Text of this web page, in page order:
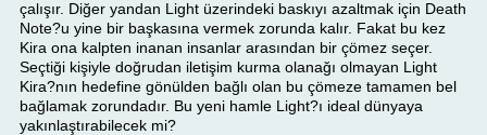
çalışır. Diğer yandan Light üzerindeki baskıyı azaltmak için Death
Note?u yine bir başkasına vermek zorunda kalır. Fakat bu kez
Kira ona kalpten inanan insanlar arasından bir çömez seçer.
Seçtiği kişiyle doğrudan iletişim kurma olanağı olmayan Light
Kira?nın hedefine gönülden bağlı olan bu çömeze tamamen bel
bağlamak zorundadır. Bu yeni hamle Light?ı ideal dünyaya
yakınlaştırabilecek mi?